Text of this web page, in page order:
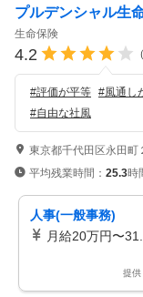
プルデンシャル生
生命保険
4.2 （
#評価が平等 #風通し
#自由な社風
東京都千代田区永田町
平均残業時間： 25.3時
人事(一般事務)
月給20万円〜
提供